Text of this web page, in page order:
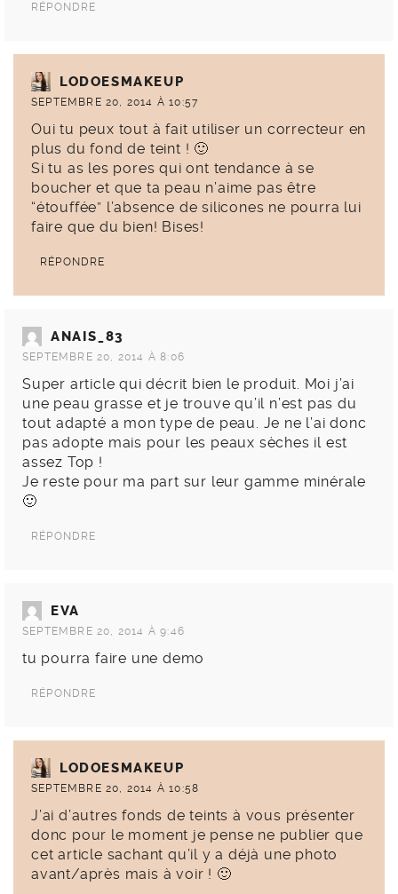
RÉPONDRE
LODOESMAKEUP
SEPTEMBRE 20, 2014 À 10:57
Oui tu peux tout à fait utiliser un correcteur en
plus du fond de teint ! 🙂
Si tu as les pores qui ont tendance à se
boucher et que ta peau n’aime pas être
“étouffée” l’absence de silicones ne pourra lui
faire que du bien! Bises!
RÉPONDRE
ANAIS_83
SEPTEMBRE 20, 2014 À 8:06
Super article qui décrit bien le produit. Moi j’ai
une peau grasse et je trouve qu’il n’est pas du
tout adapté a mon type de peau. Je ne l’ai donc
pas adopte mais pour les peaux sèches il est
assez Top !
Je reste pour ma part sur leur gamme minérale
🙂
RÉPONDRE
EVA
SEPTEMBRE 20, 2014 À 9:46
tu pourra faire une demo
RÉPONDRE
LODOESMAKEUP
SEPTEMBRE 20, 2014 À 10:58
J’ai d’autres fonds de teints à vous présenter
donc pour le moment je pense ne publier que
cet article sachant qu’il y a déjà une photo
avant/après mais à voir ! 🙂